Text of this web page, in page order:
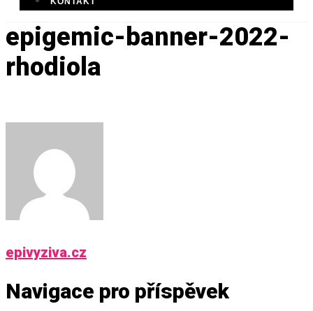
epigemic-banner-2022-
rhodiola
epivyziva.cz
Navigace pro příspěvek